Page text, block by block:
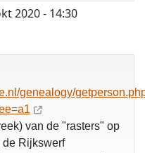
2020 - 14:30
genealogy/
van de "rasters" op
de Rijkswerf